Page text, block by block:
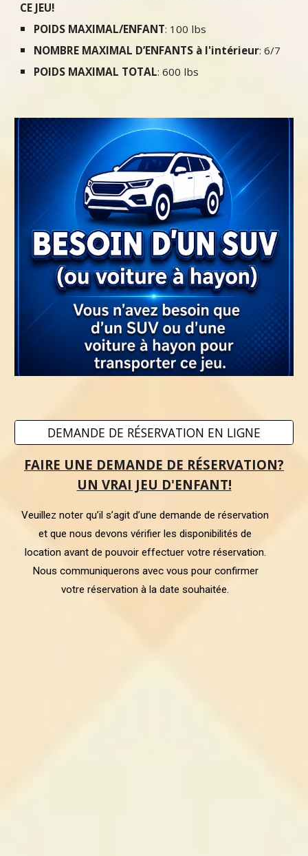
CE JEU!
POIDS MAXIMAL/ENFANT: 100 lbs
NOMBRE MAXIMAL D’ENFANTS à l'intérieur: 6/7
POIDS MAXIMAL TOTAL: 600 lbs
DEMANDE DE RÉSERVATION EN LIGNE
FAIRE UNE DEMANDE DE RÉSERVATION?
UN VRAI JEU D'ENFANT!
Veuillez noter qu’il s’agit d’une demande de réservation
et que nous devons vérifier les disponibilités de
location avant de pouvoir effectuer votre réservation.
Nous communiquerons avec vous pour confirmer
votre réservation à la date souhaitée.